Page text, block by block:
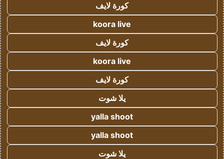
كورة لايف
koora live
كورة لايف
koora live
كورة لايف
يلا شوت
yalla shoot
yalla shoot
يلا شوت